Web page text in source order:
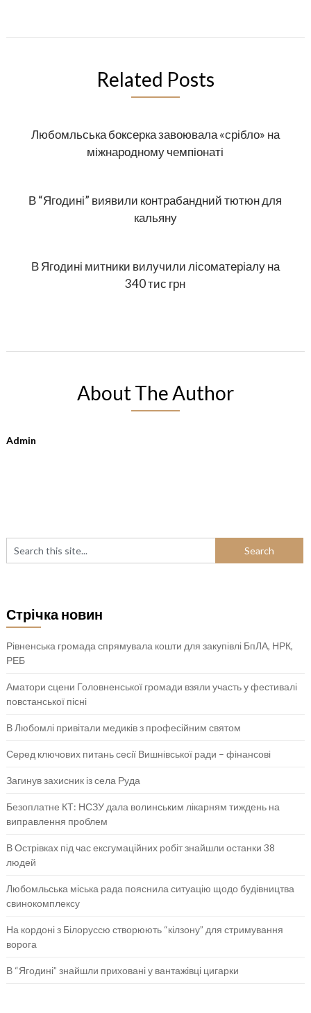
Related Posts
Любомльська боксерка завоювала «срібло» на
міжнародному чемпіонаті
В “Ягодині” виявили контрабандний тютюн для
кальяну
В Ягодині митники вилучили лісоматеріалу на
340 тис грн
About The Author
Admin
Стрічка новин
Рівненська громада спрямувала кошти для закупівлі БпЛА, НРК,
РЕБ
Аматори сцени Головненської громади взяли участь у фестивалі
повстанської пісні
В Любомлі привітали медиків з професійним святом
Серед ключових питань сесії Вишнівської ради – фінансові
Загинув захисник із села Руда
Безоплатне КТ: НСЗУ дала волинським лікарням тиждень на
виправлення проблем
В Острівках під час ексгумаційних робіт знайшли останки 38
людей
Любомльська міська рада пояснила ситуацію щодо будівництва
свинокомплексу
На кордоні з Білоруссю створюють “кілзону” для стримування
ворога
В “Ягодині” знайшли приховані у вантажівці цигарки